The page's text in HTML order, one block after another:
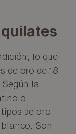
lo que
de oro de 18
la
o
de oro
Son